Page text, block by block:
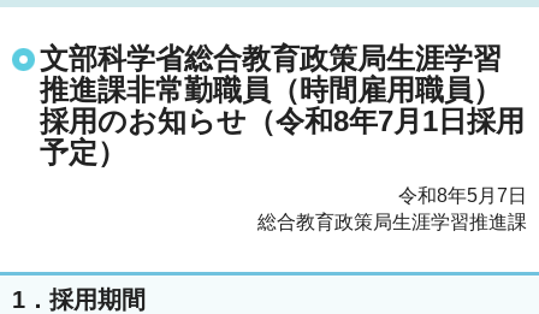
文部科学省総合教育政策局生涯学習
推進課非常勤職員（時間雇用職員）
採用のお知らせ（令和8年7月1日採用
予定）
令和8年5月7日
総合教育政策局生涯学習推進課
1．採用期間